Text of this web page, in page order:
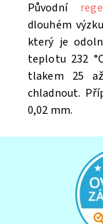
Původní
dlouhém
který je
teplotu 232
tlakem 25
chladnout.
0,02 mm.